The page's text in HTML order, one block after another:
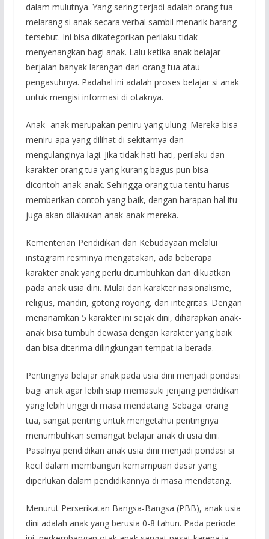
dalam mulutnya. Yang sering terjadi adalah orang tua
melarang si anak secara verbal sambil menarik barang
tersebut. Ini bisa dikategorikan perilaku tidak
menyenangkan bagi anak. Lalu ketika anak belajar
berjalan banyak larangan dari orang tua atau
pengasuhnya. Padahal ini adalah proses belajar si anak
untuk mengisi informasi di otaknya.
Anak- anak merupakan peniru yang ulung. Mereka bisa
meniru apa yang dilihat di sekitarnya dan
mengulanginya lagi. Jika tidak hati-hati, perilaku dan
karakter orang tua yang kurang bagus pun bisa
dicontoh anak-anak. Sehingga orang tua tentu harus
memberikan contoh yang baik, dengan harapan hal itu
juga akan dilakukan anak-anak mereka.
Kementerian Pendidikan dan Kebudayaan melalui
instagram resminya mengatakan, ada beberapa
karakter anak yang perlu ditumbuhkan dan dikuatkan
pada anak usia dini. Mulai dari karakter nasionalisme,
religius, mandiri, gotong royong, dan integritas. Dengan
menanamkan 5 karakter ini sejak dini, diharapkan anak-
anak bisa tumbuh dewasa dengan karakter yang baik
dan bisa diterima dilingkungan tempat ia berada.
Pentingnya belajar anak pada usia dini menjadi pondasi
bagi anak agar lebih siap memasuki jenjang pendidikan
yang lebih tinggi di masa mendatang. Sebagai orang
tua, sangat penting untuk mengetahui pentingnya
menumbuhkan semangat belajar anak di usia dini.
Pasalnya pendidikan anak usia dini menjadi pondasi si
kecil dalam membangun kemampuan dasar yang
diperlukan dalam pendidikannya di masa mendatang.
Menurut Perserikatan Bangsa-Bangsa (PBB), anak usia
dini adalah anak yang berusia 0-8 tahun. Pada periode